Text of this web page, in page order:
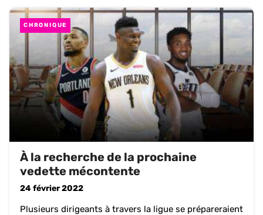
CHRONIQUE
À la recherche de la prochaine
vedette mécontente
24 février 2022
Plusieurs dirigeants à travers la ligue se prépareraient